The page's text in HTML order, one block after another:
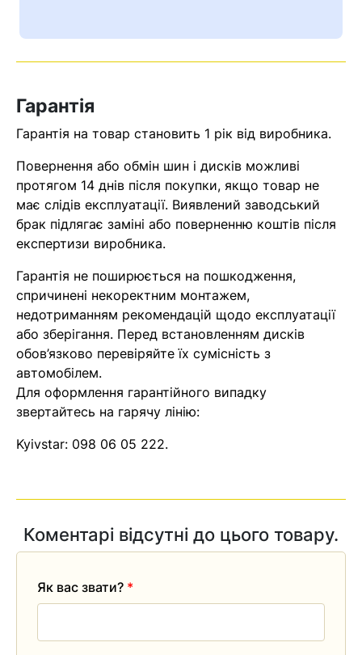
Помилка:
Оператор зв’яжеться з вами
найближчим часом
Гарантія
Гарантія на товар становить 1 рік від виробника.
Повернення або обмін шин і дисків можливі
протягом 14 днів після покупки, якщо товар не
має слідів експлуатації. Виявлений заводський
брак підлягає заміні або поверненню коштів після
експертизи виробника.
Гарантія не поширюється на пошкодження,
спричинені некоректним монтажем,
недотриманням рекомендацій щодо експлуатації
або зберігання. Перед встановленням дисків
обов’язково перевіряйте їх сумісність з
автомобілем.
Для оформлення гарантійного випадку
звертайтесь на гарячу лінію:
Kyivstar: 098 06 05 222.
Коментарі відсутні до цього товару.
Як вас звати? *